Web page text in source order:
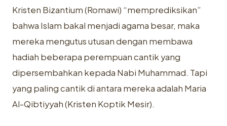
Kristen Bizantium (Romawi) “memprediksikan”
bahwa Islam bakal menjadi agama besar, maka
mereka mengutus utusan dengan membawa
hadiah beberapa perempuan cantik yang
dipersembahkan kepada Nabi Muhammad. Tapi
yang paling cantik di antara mereka adalah Maria
Al-Qibtiyyah (Kristen Koptik Mesir).